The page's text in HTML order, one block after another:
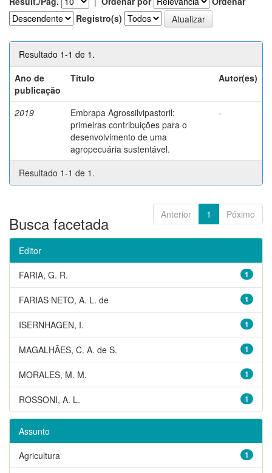
Registro(s)
Resultado 1-1 de 1.
Ano de
publicação
Título Autor(es)
2019
Embrapa Agrossilvipastoril:
primeiras contribuições para o
desenvolvimento de uma
agropecuária sustentável.
-
Resultado 1-1 de 1.
Anterior 1 Póximo
Busca facetada
Editor
1
FARIA, G. R.
1
FARIAS NETO, A. L. de
1
ISERNHAGEN, I.
1
MAGALHÃES, C. A. de S.
1
MORALES, M. M.
1
ROSSONI, A. L.
Assunto
1
Agricultura